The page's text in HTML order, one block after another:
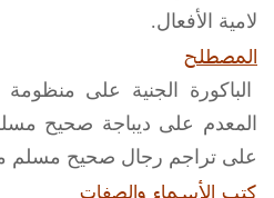
لامية الأفعال.
المصطلح
الباكورة الجنية على منظومة
المعدم على ديباجة صحيح
على تراجم رجال صحيح مسلم
كتب الأسماء والصفات